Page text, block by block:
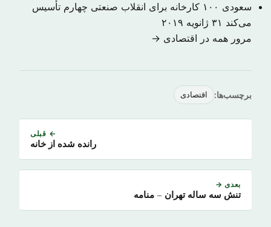
سعودی ۱۰۰ کارخانه برای انقلاب صنعتی چهارم تأسیس
می‌کند ۳۱ ژانویه ۲۰۱۹
مرور همه در اقتصادی →
برچسب‌ها: اقتصادی
← قبلی
رانده شده از خانه
بعدی →
تنش سه ساله تهران – منامه